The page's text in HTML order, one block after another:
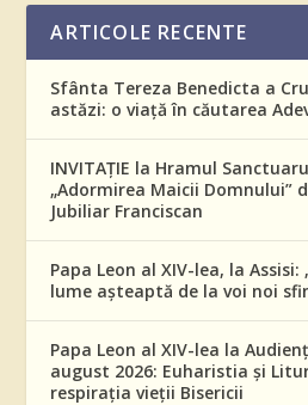
ARTICOLE RECENTE
Sfânta Tereza Benedicta a
astăzi: o viață în căutarea
INVITAȚIE la Hramul
„Adormirea Maicii Domnului”
Jubiliar Franciscan
Papa Leon al XIV-lea, la
lume așteaptă de la voi noi
Papa Leon al XIV-lea la
august 2026: Euharistia și
respirația vieții Bisericii